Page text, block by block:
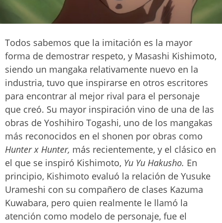
Todos sabemos que la imitación es la mayor
forma de demostrar respeto, y Masashi Kishimoto,
siendo un mangaka relativamente nuevo en la
industria, tuvo que inspirarse en otros escritores
para encontrar al mejor rival para el personaje
que creó. Su mayor inspiración vino de una de las
obras de Yoshihiro Togashi, uno de los mangakas
más reconocidos en el shonen por obras como
Hunter x Hunter, más recientemente, y el clásico en
el que se inspiró Kishimoto, Yu Yu Hakusho. En
principio, Kishimoto evaluó la relación de Yusuke
Urameshi con su compañero de clases Kazuma
Kuwabara, pero quien realmente le llamó la
atención como modelo de personaje, fue el